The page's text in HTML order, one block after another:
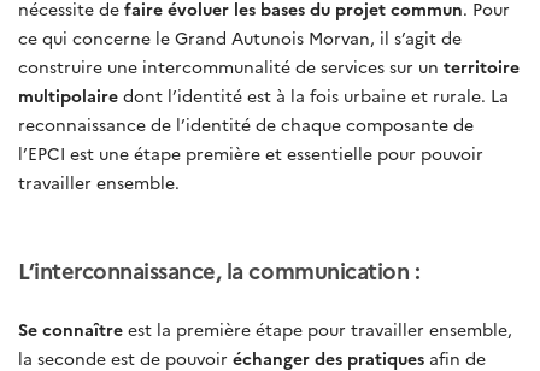
nécessite de faire évoluer les bases du projet commun. Pour
ce qui concerne le Grand Autunois Morvan, il s’agit de
construire une intercommunalité de services sur un territoire
multipolaire dont l’identité est à la fois urbaine et rurale. La
reconnaissance de l’identité de chaque composante de
l’EPCI est une étape première et essentielle pour pouvoir
travailler ensemble.
L’interconnaissance, la communication :
Se connaître est la première étape pour travailler ensemble,
la seconde est de pouvoir échanger des pratiques afin de